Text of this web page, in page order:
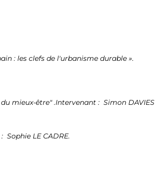
: les clefs de l'urbanisme durable ».
mieux-être" .Intervenant : Simon DAVIES
LE CADRE.